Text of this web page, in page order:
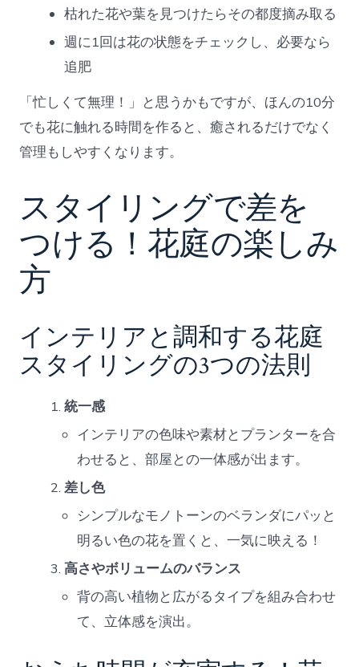
枯れた花や葉を見つけたらその都度摘み取る
週に1回は花の状態をチェックし、必要なら
追肥
「忙しくて無理！」と思うかもですが、ほんの10分
でも花に触れる時間を作ると、癒されるだけでなく
管理もしやすくなります。
スタイリングで差を
つける！花庭の楽しみ
方
インテリアと調和する花庭
スタイリングの3つの法則
統一感
インテリアの色味や素材とプランターを合
わせると、部屋との一体感が出ます。
差し色
シンプルなモノトーンのベランダにパッと
明るい色の花を置くと、一気に映える！
高さやボリュームのバランス
背の高い植物と広がるタイプを組み合わせ
て、立体感を演出。